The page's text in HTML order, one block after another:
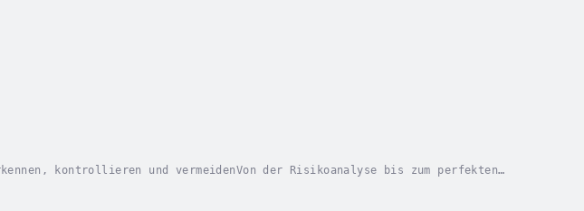
kontrollieren und vermeidenVon der Risikoanalyse bis zum perfekten